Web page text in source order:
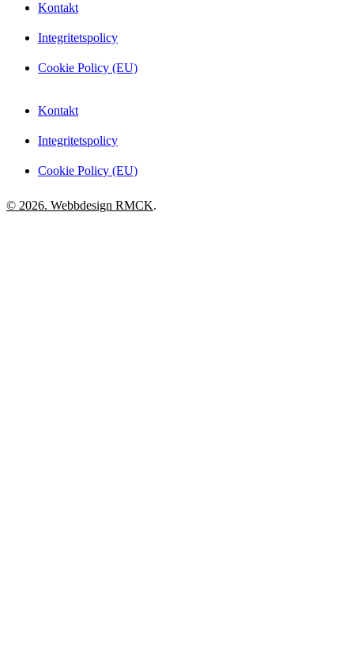
Kontakt
Integritetspolicy
Cookie Policy (EU)
Kontakt
Integritetspolicy
Cookie Policy (EU)
© 2026. Webbdesign RMCK.